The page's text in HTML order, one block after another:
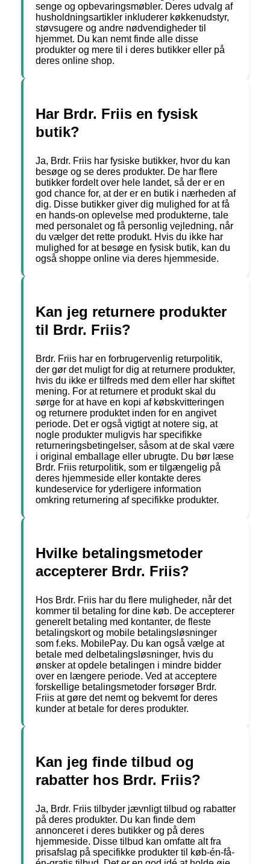
senge og opbevaringsmøbler. Deres udvalg af
husholdningsartikler inkluderer køkkenudstyr,
støvsugere og andre nødvendigheder til
hjemmet. Du kan nemt finde alle disse
produkter og mere til i deres butikker eller på
deres online shop.
Har Brdr. Friis en fysisk
butik?
Ja, Brdr. Friis har fysiske butikker, hvor du kan
besøge og se deres produkter. De har flere
butikker fordelt over hele landet, så der er en
god chance for, at der er en butik i nærheden af
dig. Disse butikker giver dig mulighed for at få
en hands-on oplevelse med produkterne, tale
med personalet og få personlig vejledning, når
du vælger det rette produkt. Hvis du ikke har
mulighed for at besøge en fysisk butik, kan du
også shoppe online via deres hjemmeside.
Kan jeg returnere produkter
til Brdr. Friis?
Brdr. Friis har en forbrugervenlig returpolitik,
der gør det muligt for dig at returnere produkter,
hvis du ikke er tilfreds med dem eller har skiftet
mening. For at returnere et produkt skal du
sørge for at have en kopi af købskvitteringen
og returnere produktet inden for en angivet
periode. Det er også vigtigt at notere sig, at
nogle produkter muligvis har specifikke
returneringsbetingelser, såsom at de skal være
i original emballage eller ubrugte. Du bør læse
Brdr. Friis returpolitik, som er tilgængelig på
deres hjemmeside eller kontakte deres
kundeservice for yderligere information
omkring returnering af specifikke produkter.
Hvilke betalingsmetoder
accepterer Brdr. Friis?
Hos Brdr. Friis har du flere muligheder, når det
kommer til betaling for dine køb. De accepterer
generelt betaling med kontanter, de fleste
betalingskort og mobile betalingsløsninger
som f.eks. MobilePay. Du kan også vælge at
betale med delbetalingsløsninger, hvis du
ønsker at opdele betalingen i mindre bidder
over en længere periode. Ved at acceptere
forskellige betalingsmetoder forsøger Brdr.
Friis at gøre det nemt og bekvemt for deres
kunder at betale for deres produkter.
Kan jeg finde tilbud og
rabatter hos Brdr. Friis?
Ja, Brdr. Friis tilbyder jævnligt tilbud og rabatter
på deres produkter. Du kan finde dem
annonceret i deres butikker og på deres
hjemmeside. Disse tilbud kan omfatte alt fra
prisafslag på specifikke produkter til køb-én-få-